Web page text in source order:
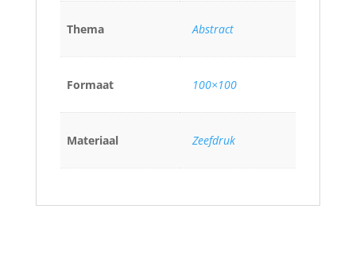
Thema Abstract
Formaat 100×100
Materiaal Zeefdruk